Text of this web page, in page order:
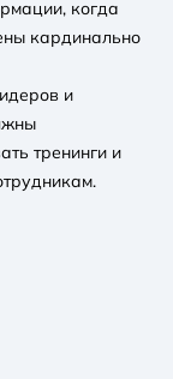
когда
кардинально
и
тренинги и